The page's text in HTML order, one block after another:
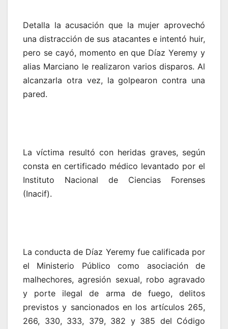
Detalla la acusación que la mujer aprovechó
una distracción de sus atacantes e intentó huir,
pero se cayó, momento en que Díaz Yeremy y
alias Marciano le realizaron varios disparos. Al
alcanzarla otra vez, la golpearon contra una
pared.
La víctima resultó con heridas graves, según
consta en certificado médico levantado por el
Instituto Nacional de Ciencias Forenses
(Inacif).
La conducta de Díaz Yeremy fue calificada por
el Ministerio Público como asociación de
malhechores, agresión sexual, robo agravado
y porte ilegal de arma de fuego, delitos
previstos y sancionados en los artículos 265,
266, 330, 333, 379, 382 y 385 del Código